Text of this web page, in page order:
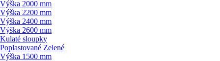
Výška 2000 mm
Výška 2200 mm
Výška 2400 mm
Výška 2600 mm
Kulaté sloupky
Poplastované Zelené
Výška 1500 mm